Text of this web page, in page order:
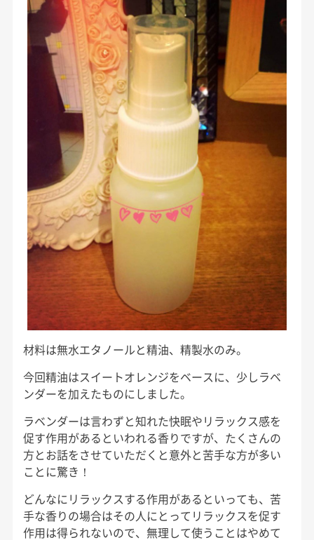
材料は無水エタノールと精油、精製水のみ。
今回精油はスイートオレンジをベースに、少しラベ
ンダーを加えたものにしました。
ラベンダーは言わずと知れた快眠やリラックス感を
促す作用があるといわれる香りですが、たくさんの
方とお話をさせていただくと意外と苦手な方が多い
ことに驚き！
どんなにリラックスする作用があるといっても、苦
手な香りの場合はその人にとってリラックスを促す
作用は得られないので、無理して使うことはやめて